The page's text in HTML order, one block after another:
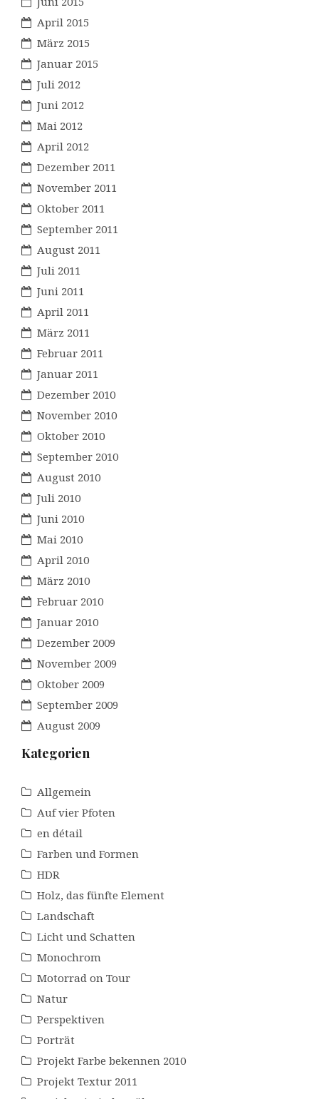
April 2015
März 2015
Januar 2015
Juli 2012
Juni 2012
Mai 2012
April 2012
Dezember 2011
November 2011
Oktober 2011
September 2011
August 2011
Juli 2011
Juni 2011
April 2011
März 2011
Februar 2011
Januar 2011
Dezember 2010
November 2010
Oktober 2010
September 2010
August 2010
Juli 2010
Juni 2010
Mai 2010
April 2010
März 2010
Februar 2010
Januar 2010
Dezember 2009
November 2009
Oktober 2009
September 2009
August 2009
Kategorien
Allgemein
Auf vier Pfoten
en détail
Farben und Formen
HDR
Holz, das fünfte Element
Landschaft
Licht und Schatten
Monochrom
Motorrad on Tour
Natur
Perspektiven
Porträt
Projekt Farbe bekennen 2010
Projekt Textur 2011